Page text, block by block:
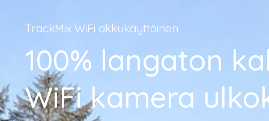
TrackMix WiFi akkukäyttöinen
100% langaton
WiFi kamera